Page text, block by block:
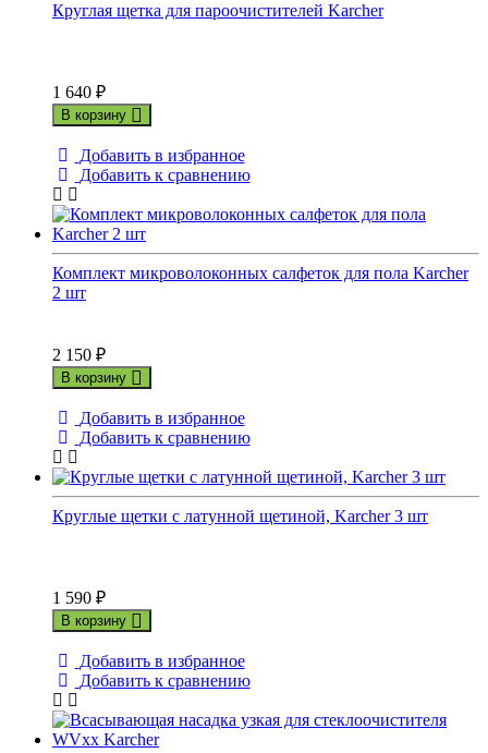
Круглая щетка для пароочистителей Karcher
1 640 ₽
В корзину
Добавить в избранное
Добавить к сравнению
Комплект микроволоконных салфеток для пола Karcher
2 шт
2 150 ₽
В корзину
Добавить в избранное
Добавить к сравнению
Круглые щетки с латунной щетиной, Karcher 3 шт
1 590 ₽
В корзину
Добавить в избранное
Добавить к сравнению